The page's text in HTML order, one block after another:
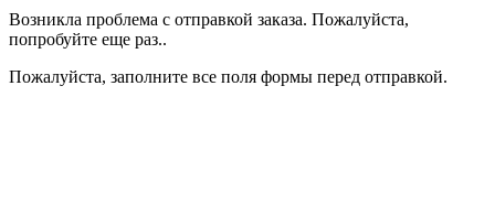
Возникла проблема с отправкой заказа. Пожалуйста,
попробуйте еще раз..
Пожалуйста, заполните все поля формы перед отправкой.